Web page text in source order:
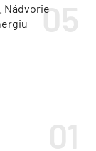
Nádvorie